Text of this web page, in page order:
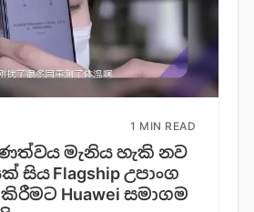
1 MIN READ
මැනිය හැකි නව
සිය Flagship උපාංග
Huawei සමාගම